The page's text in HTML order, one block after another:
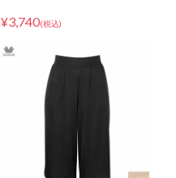
素材使用 HDA220 LLサイズ
¥3,740(税込)